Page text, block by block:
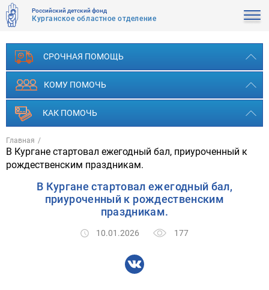
Российский детский фонд
Курганское областное отделение
СРОЧНАЯ ПОМОЩЬ
КОМУ ПОМОЧЬ
КАК ПОМОЧЬ
Главная
В Кургане стартовал ежегодный бал, приуроченный к
рождественским праздникам.
В Кургане стартовал ежегодный бал,
приуроченный к рождественским
праздникам.
10.01.2026 177